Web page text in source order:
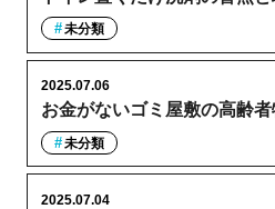
未分類
お金がないゴミ屋敷の高齢
2025.07.06
未分類
2025.07.04